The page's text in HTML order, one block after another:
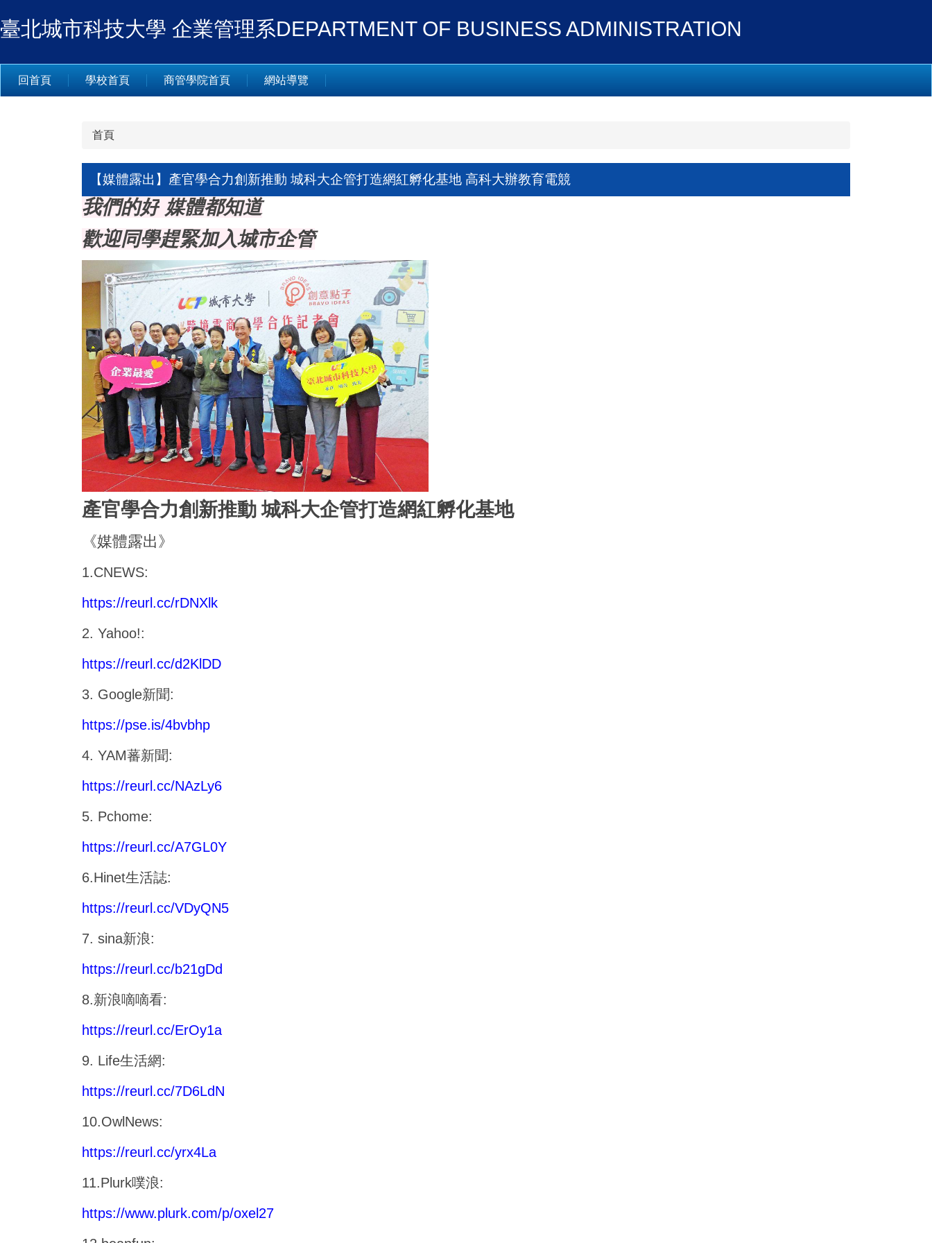
到
容
臺北城市科技大學 企業管理系DEPARTMENT OF BUSINESS ADMINISTRATION
回首頁 學校首頁 商管學院首頁 網站導覽
首頁
【媒體露出】產官學合力創新推動 城科大企管打造網紅孵化基地 高科大辦教育電競
我們的好 媒體都知道
歡迎同學趕緊加入城市企管
產官學合力創新推動 城科大企管打造網紅孵化基地
《媒體露出》
1.CNEWS:
https://reurl.cc/rDNXlk
2. Yahoo!:
https://reurl.cc/d2KlDD
3. Google新聞:
https://pse.is/4bvbhp
4. YAM蕃新聞:
https://reurl.cc/NAzLy6
5. Pchome:
https://reurl.cc/A7GL0Y
6.Hinet生活誌:
https://reurl.cc/VDyQN5
7. sina新浪:
https://reurl.cc/b21gDd
8.新浪嘀嘀看:
https://reurl.cc/ErOy1a
9. Life生活網:
https://reurl.cc/7D6LdN
10.OwlNews:
https://reurl.cc/yrx4La
11.Plurk噗浪:
https://www.plurk.com/p/oxel27